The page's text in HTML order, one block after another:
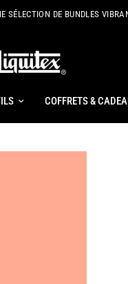
SÉLECTION DE BUNDLES
COFFRETS &